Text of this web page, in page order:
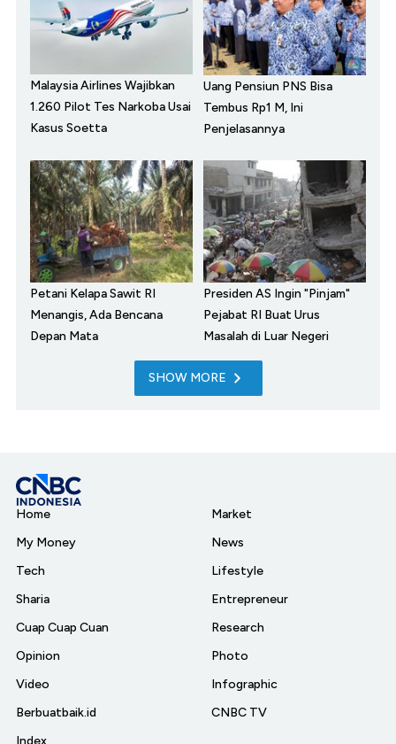
Malaysia Airlines Wajibkan
1.260 Pilot Tes Narkoba Usai
Kasus Soetta
Uang Pensiun PNS Bisa
Tembus Rp1 M, Ini
Penjelasannya
Petani Kelapa Sawit RI
Menangis, Ada Bencana
Depan Mata
Presiden AS Ingin "Pinjam"
Pejabat RI Buat Urus
Masalah di Luar Negeri
SHOW MORE
Home
My Money
Tech
Sharia
Cuap Cuap Cuan
Opinion
Video
Berbuatbaik.id
Index
Market
News
Lifestyle
Entrepreneur
Research
Photo
Infographic
CNBC TV